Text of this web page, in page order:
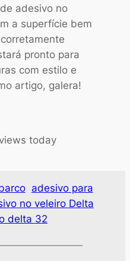
adesivo no
a superfície bem
pronto para
com estilo e
artigo, galera!
today
adesivo para
no veleiro Delta
delta 32